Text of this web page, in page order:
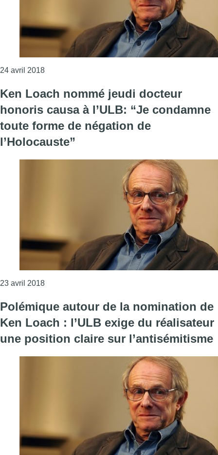
24 avril 2018Consulter l'article "Ken Loach Docteur Honoris
Ken Loach nommé jeudi docteur
honoris causa à l’ULB: “Je condamne
toute forme de négation de
l’Holocauste”
23 avril 2018Consulter l'article "Ken Loach nommé jeudi
Polémique autour de la nomination de
Ken Loach : l’ULB exige du réalisateur
une position claire sur l’antisémitisme